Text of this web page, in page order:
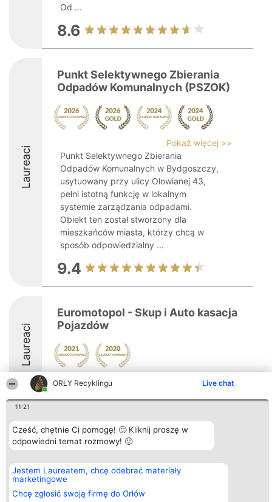
ORŁY Recyklingu Live chat
11:21
Cześć, chętnie Ci pomogę! 🙂 Kliknij proszę w
odpowiedni temat rozmowy! 🙂
Jestem Laureatem, chcę odebrać materiały
marketingowe
Chcę zgłosić swoją firmę do Orłów
Od ...
8.6
Laureaci
Punkt Selektywnego Zbierania
Odpadów Komunalnych (PSZOK)
Pokaż więcej >>
Punkt Selektywnego Zbierania
Odpadów Komunalnych w Bydgoszczy,
usytuowany przy ulicy Ołowianej 43,
pełni istotną funkcję w lokalnym
systemie zarządzania odpadami.
Obiekt ten został stworzony dla
mieszkańców miasta, którzy chcą w
sposób odpowiedzialny ...
9.4
Laureaci
Euromotopol - Skup i Auto kasacja
Pojazdów
Organizator plebiscytu
Bright Side Solutions sp. z o.
o. sp. k.
Wrocław 50-079
KRS 0000749100 | Regon
381313360 | NIP 8943132676
+48 508 492 400
Plebiscyt
Laureaci
Lista
Laureatów
Zasady
Polityka
Kontakt